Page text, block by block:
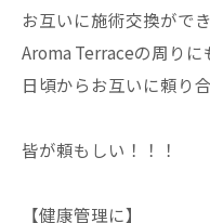
お互いに施術交換がで
Aroma Terraceの周りに
日頃からお互いに頼り
皆が頼もしい！！！
【健康管理に】